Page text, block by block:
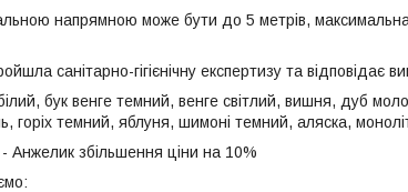
напрямною може бути до 5 метрів,
санітарно-гігієнічну експертизу та відповідає
бук венге темний, венге світлий, вишня, дуб
горіх темний, яблуня, шимоні темний, аляска,
збільшення ціни на 10%